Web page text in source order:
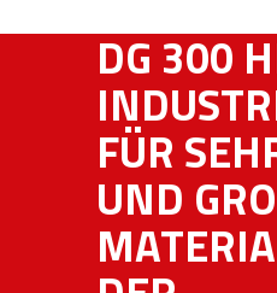
DG 300
FÜR
UND